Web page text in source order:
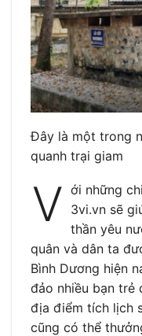
Đây là một trong
quanh trại giam
V ới những
3vi.vn sẽ
thần yêu
quân và dân ta
Bình Dương hiện
đảo nhiều bạn trẻ
địa điểm tích lịch
cũng có thể